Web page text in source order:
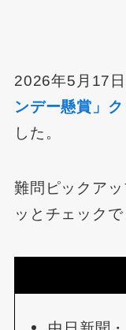
2026年5月17
ンデー懸賞」
した。
難問ピックア
ッとチェックで